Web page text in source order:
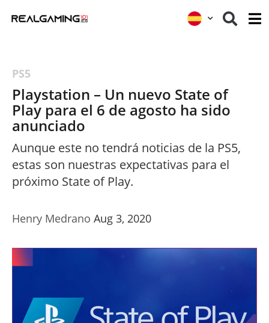
PS5
Playstation – Un nuevo State of
Play para el 6 de agosto ha sido
anunciado
Aunque este no tendrá noticias de la PS5,
estas son nuestras expectativas para el
próximo State of Play.
Henry Medrano Aug 3, 2020